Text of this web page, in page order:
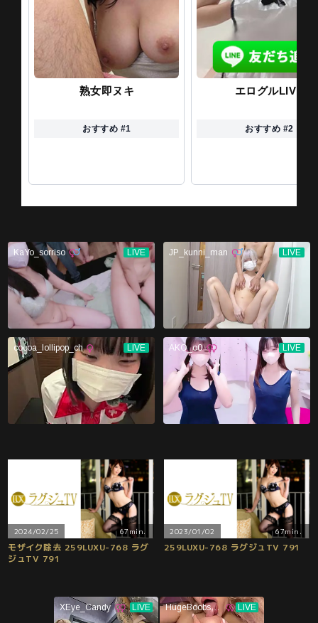
熟女即ヌキ
おすすめ #1
エログルLIVE
おすすめ #2
2024/02/25 67min.
モザイク除去 259LUXU-768 ラグ
ジュTV 791
2023/01/02 67min.
259LUXU-768 ラグジュTV 791